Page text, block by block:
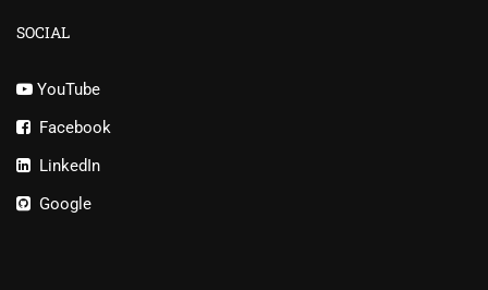
SOCIAL
YouTube
Facebook
LinkedIn
Google